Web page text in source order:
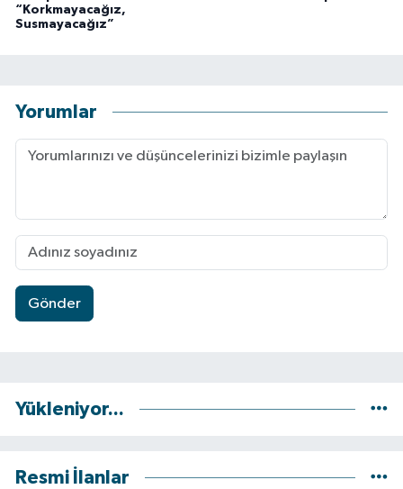
“Korkmayacağız,
Susmayacağız”
Yorumlar
Gönder
Yükleniyor...
Resmi İlanlar